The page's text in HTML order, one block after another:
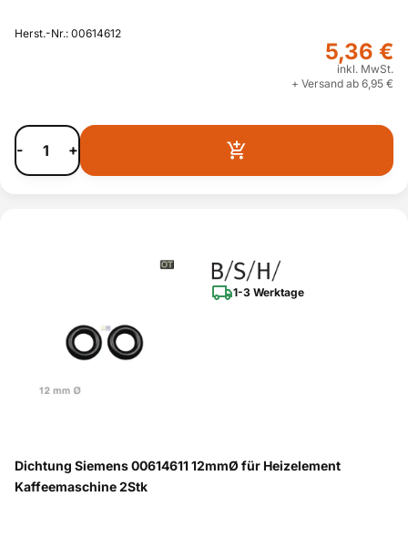
Herst.-Nr.: 00614612
5,36 €
inkl. MwSt.
+ Versand ab 6,95 €
- +
1-3 Werktage
Dichtung Siemens 00614611 12mmØ für Heizelement
Kaffeemaschine 2Stk